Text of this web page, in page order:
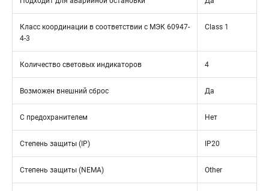
Класс координации в соответствии с МЭК 60947-
4-3
Class 1
Количество световых индикаторов 4
Возможен внешний сброс Да
С предохранителем Нет
Степень защиты (IP) IP20
Степень защиты (NEMA) Other